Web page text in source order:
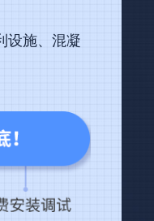
设施、混凝